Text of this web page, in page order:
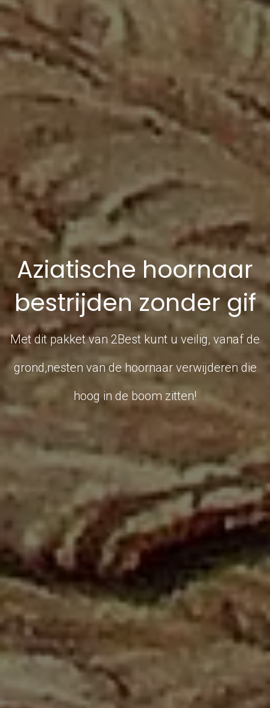
Aziatische hoornaar
bestrijden zonder gif
Met dit pakket van 2Best kunt u veilig, vanaf de
grond,nesten van de hoornaar verwijderen die
hoog in de boom zitten!